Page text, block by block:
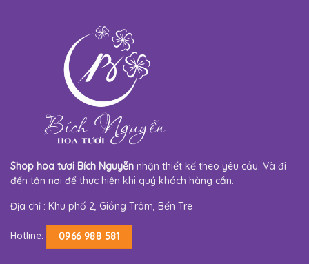
Shop hoa tươi Bích Nguyễn nhận thiết kế theo yêu cầu. Và đi
đến tận nơi để thực hiện khi quý khách hàng cần.
Địa chỉ : Khu phố 2, Giồng Trôm, Bến Tre
Hotline: 0966 988 581